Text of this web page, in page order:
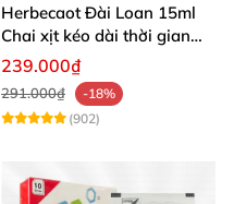
Herbecaot Đài Loan 15ml
Chai xịt kéo dài thời gian
hiệu quả
239.000₫
291.000₫
-18%
(902)